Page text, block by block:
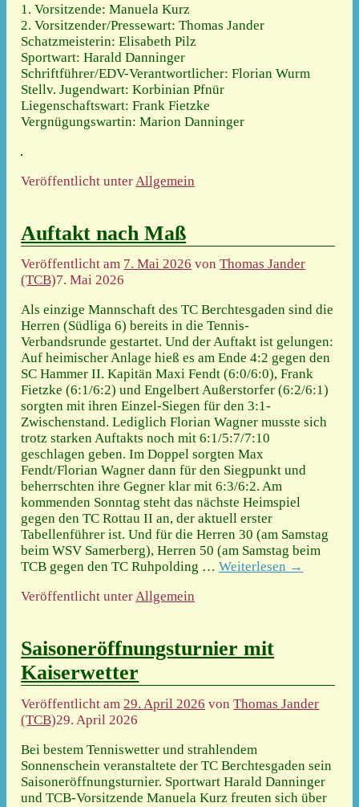
1. Vorsitzende: Manuela Kurz
2. Vorsitzender/Pressewart: Thomas Jander
Schatzmeisterin: Elisabeth Pilz
Sportwart: Harald Danninger
Schriftführer/EDV-Verantwortlicher: Florian Wurm
Stellv. Jugendwart: Korbinian Pfnür
Liegenschaftswart: Frank Fietzke
Vergnügungswartin: Marion Danninger
Veröffentlicht unter Allgemein
Auftakt nach Maß
Veröffentlicht am 7. Mai 2026 vonThomas Jander
(TCB)7. Mai 2026
Als einzige Mannschaft des TC Berchtesgaden sind die
Herren (Südliga 6) bereits in die Tennis-
Verbandsrunde gestartet. Und der Auftakt ist gelungen:
Auf heimischer Anlage hieß es am Ende 4:2 gegen den
SC Hammer II. Kapitän Maxi Fendt (6:0/6:0), Frank
Fietzke (6:1/6:2) und Engelbert Außerstorfer (6:2/6:1)
sorgten mit ihren Einzel-Siegen für den 3:1-
Zwischenstand. Lediglich Florian Wagner musste sich
trotz starken Auftakts noch mit 6:1/5:7/7:10
geschlagen geben. Im Doppel sorgten Max
Fendt/Florian Wagner dann für den Siegpunkt und
beherrschten ihre Gegner klar mit 6:3/6:2. Am
kommenden Sonntag steht das nächste Heimspiel
gegen den TC Rottau II an, der aktuell erster
Tabellenführer ist. Und für die Herren 30 (am Samstag
beim WSV Samerberg), Herren 50 (am Samstag beim
TCB gegen den TC Ruhpolding … Weiterlesen →
Veröffentlicht unterAllgemein
Saisoneröffnungsturnier mit
Kaiserwetter
Veröffentlicht am29. April 2026 vonThomas Jander
(TCB)29. April 2026
Bei bestem Tenniswetter und strahlendem
Sonnenschein veranstaltete der TC Berchtesgaden sein
Saisoneröffnungsturnier. Sportwart Harald Danninger
und TCB-Vorsitzende Manuela Kurz freuten sich über